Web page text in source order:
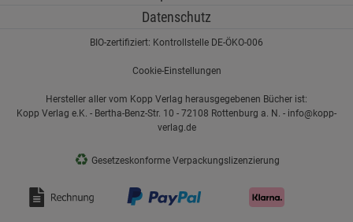
Datenschutz
BIO-zertifiziert: Kontrollstelle DE-ÖKO-006
Cookie-Einstellungen
Hersteller aller vom Kopp Verlag herausgegebenen Bücher ist:
Kopp Verlag e.K. - Bertha-Benz-Str. 10 - 72108 Rottenburg a. N. - info@kopp-
verlag.de
♻ Gesetzeskonforme Verpackungslizenzierung